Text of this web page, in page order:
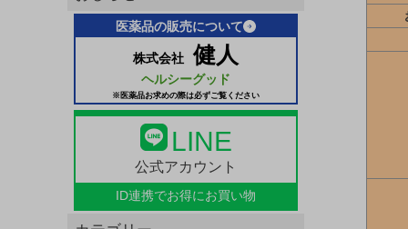
医薬品の販売について
株式会社 健人
ヘルシーグッド
※医薬品お求めの際は必ずご覧ください
LINE
公式アカウント
ID連携でお得にお買い物